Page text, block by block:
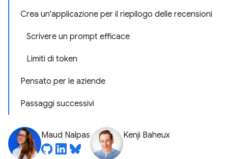
Crea un'applicazione per il riepilogo delle recensioni
Scrivere un prompt efficace
Limiti di token
Pensato per le aziende
Passaggi successivi
Maud Nalpas Kenji Baheux